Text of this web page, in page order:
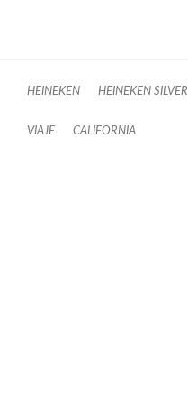
HEINEKEN HEINEKEN SILVER
VIAJE CALIFORNIA